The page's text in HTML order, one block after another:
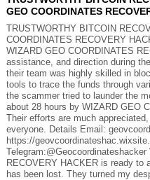
GEO COORDINATES
TRUSTWORTHY BITCOIN
COORDINATES RECOVERY
WIZARD GEO COORDINATES
assistance, and direction during
their team was highly skilled in
tools to trace the funds through
the scammer tried to launder the
about 28 hours by WIZARD GEO
Their efforts are much
everyone. Details Email:
https://
RECOVERY HACKER is ready to
has been lost. They turned my